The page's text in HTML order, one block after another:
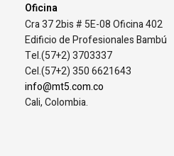
Oficina
Cra 37 2bis # 5E-08 Oficina 402
Edificio de Profesionales Bambú
Tel.(57+2) 3703337
Cel.(57+2) 350 6621643
info@mt5.com.co
Cali, Colombia.